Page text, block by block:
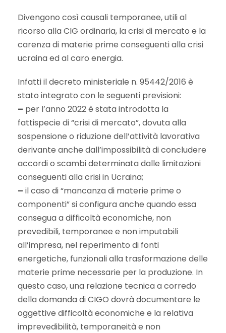
Divengono così causali temporanee, utili al
ricorso alla CIG ordinaria, la crisi di mercato e la
carenza di materie prime conseguenti alla crisi
ucraina ed al caro energia.
Infatti il decreto ministeriale n. 95442/2016 è
stato integrato con le seguenti previsioni:
– per l’anno 2022 è stata introdotta la
fattispecie di “crisi di mercato”, dovuta alla
sospensione o riduzione dell’attività lavorativa
derivante anche dall’impossibilità di concludere
accordi o scambi determinata dalle limitazioni
conseguenti alla crisi in Ucraina;
– il caso di “mancanza di materie prime o
componenti” si configura anche quando essa
consegua a difficoltà economiche, non
prevedibili, temporanee e non imputabili
all’impresa, nel reperimento di fonti
energetiche, funzionali alla trasformazione delle
materie prime necessarie per la produzione. In
questo caso, una relazione tecnica a corredo
della domanda di CIGO dovrà documentare le
oggettive difficoltà economiche e la relativa
imprevedibilità, temporaneità e non